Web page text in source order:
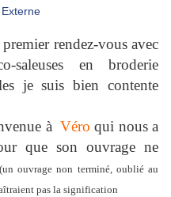
rendez-vous avec
saleuses en broderie
je suis bien contente
à Véro qui nous a
que son ouvrage ne
(un ouvrage non terminé, oublié au
pas la signification